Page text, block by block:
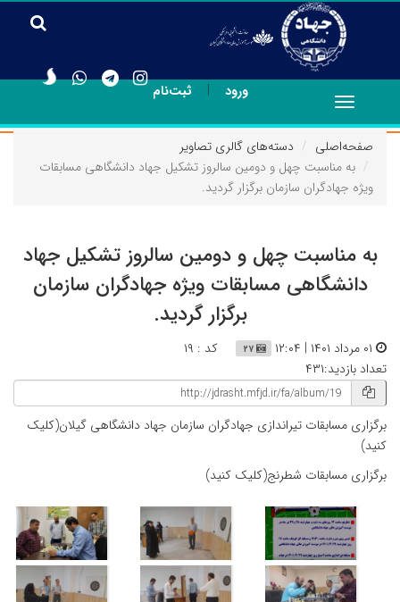
ورود | ثبت‌نام
Toggle
navigation
صفحه‌اصلی
دسته‌های گالری تصاویر
به مناسبت چهل و دومین سالروز تشکیل جهاد دانشگاهی مسابقات
ویژه جهادگران سازمان برگزار گردید.
به مناسبت چهل و دومین سالروز تشکیل جهاد
دانشگاهی مسابقات ویژه جهادگران سازمان
برگزار گردید.
کد : ۱۹
تعداد بازدید:۴۳۱
برگزاری مسابقات تیراندازی جهادگران سازمان جهاد دانشگاهی گیلان(کلیک
کنید)
برگزاری مسابقات شطرنج(کلیک کنید)